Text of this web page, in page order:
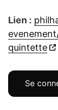
Lien :
quintette
Se